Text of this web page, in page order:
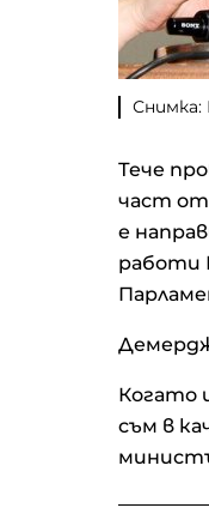
Снимка:
Тече
част от
е
работи
Когато
съм в